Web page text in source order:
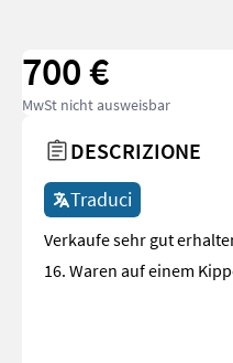
700 €
MwSt nicht ausweisbar
DESCRIZIONE
Traduci
Verkaufe sehr gut
16. Waren auf einem